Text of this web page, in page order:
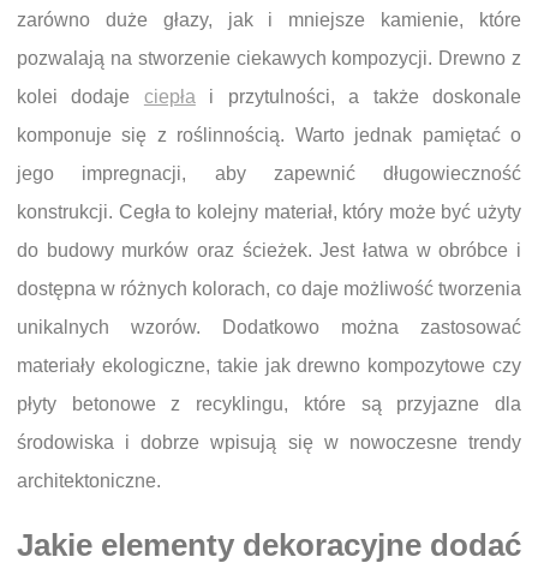
zarówno duże głazy, jak i mniejsze kamienie, które
pozwalają na stworzenie ciekawych kompozycji. Drewno z
kolei dodaje ciepła i przytulności, a także doskonale
komponuje się z roślinnością. Warto jednak pamiętać o
jego impregnacji, aby zapewnić długowieczność
konstrukcji. Cegła to kolejny materiał, który może być użyty
do budowy murków oraz ścieżek. Jest łatwa w obróbce i
dostępna w różnych kolorach, co daje możliwość tworzenia
unikalnych wzorów. Dodatkowo można zastosować
materiały ekologiczne, takie jak drewno kompozytowe czy
płyty betonowe z recyklingu, które są przyjazne dla
środowiska i dobrze wpisują się w nowoczesne trendy
architektoniczne.
Jakie elementy dekoracyjne dodać